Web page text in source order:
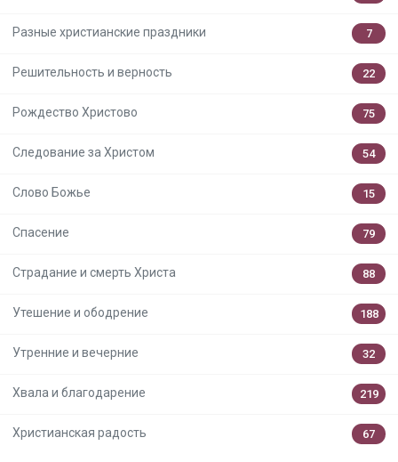
Разные христианские праздники 7
Решительность и верность 22
Рождество Христово 75
Следование за Христом 54
Слово Божье 15
Спасение 79
Страдание и смерть Христа 88
Утешение и ободрение 188
Утренние и вечерние 32
Хвала и благодарение 219
Христианская радость 67